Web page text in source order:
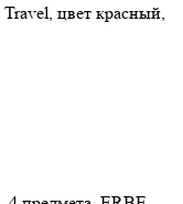
цвет красный,